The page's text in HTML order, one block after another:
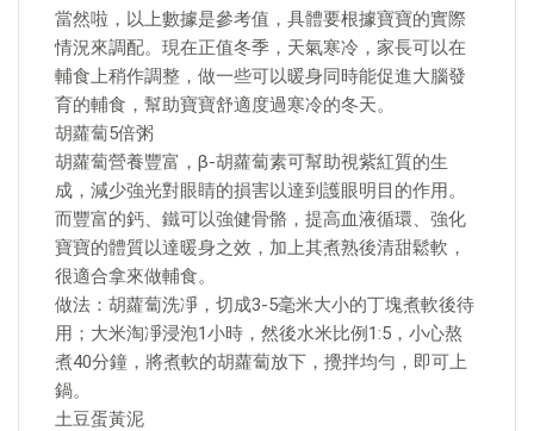
當然啦，以上數據是參考值，具體要根據寶寶的實際
情況來調配。現在正值冬季，天氣寒冷，家長可以在
輔食上稍作調整，做一些可以暖身同時能促進大腦發
育的輔食，幫助寶寶舒適度過寒冷的冬天。
胡蘿蔔5倍粥
胡蘿蔔營養豐富，β-胡蘿蔔素可幫助視紫紅質的生
成，減少強光對眼睛的損害以達到護眼明目的作用。
而豐富的鈣、鐵可以強健骨骼，提高血液循環、強化
寶寶的體質以達暖身之效，加上其煮熟後清甜鬆軟，
很適合拿來做輔食。
做法：胡蘿蔔洗凈，切成3-5毫米大小的丁塊煮軟後待
用；大米淘凈浸泡1小時，然後水米比例1:5，小心熬
煮40分鐘，將煮軟的胡蘿蔔放下，攪拌均勻，即可上
鍋。
土豆蛋黃泥